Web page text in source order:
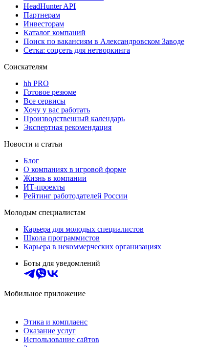
HeadHunter API
Партнерам
Инвесторам
Каталог компаний
Поиск по вакансиям в Александровском Заводе
Сетка: соцсеть для нетворкинга
Соискателям
hh PRO
Готовое резюме
Все сервисы
Хочу у вас работать
Производственный календарь
Экспертная рекомендация
Новости и статьи
Блог
О компаниях в игровой форме
Жизнь в компании
ИТ-проекты
Рейтинг работодателей России
Молодым специалистам
Карьера для молодых специалистов
Школа программистов
Карьера в некоммерческих организациях
Боты для уведомлений
Мобильное приложение
Этика и комплаенс
Оказание услуг
Использование сайтов